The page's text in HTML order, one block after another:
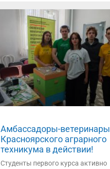
Амбассадоры-ветеринары
Красноярского аграрного
техникума в действии!
Студенты первого курса активно